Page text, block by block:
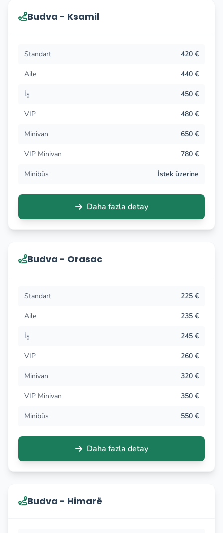
Budva - Ksamil
Standart 420 €
Aile 440 €
İş 450 €
VIP 480 €
Minivan 650 €
VIP Minivan 780 €
Minibüs İstek üzerine
Daha fazla detay
Budva - Orasac
Standart 225 €
Aile 235 €
İş 245 €
VIP 260 €
Minivan 320 €
VIP Minivan 350 €
Minibüs 550 €
Daha fazla detay
Budva - Himarë